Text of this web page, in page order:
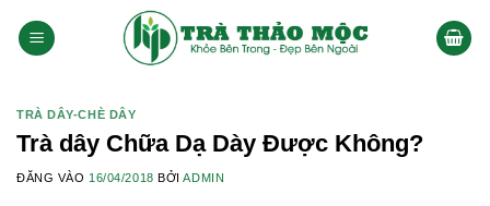
qua
TRÀ DÂY-CHÈ DÂY
Trà dây Chữa Dạ Dày Được Không?
ĐĂNG VÀO 16/04/2018 BỞIADMIN